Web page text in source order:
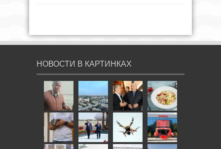
НОВОСТИ В КАРТИНКАХ